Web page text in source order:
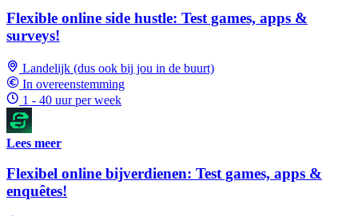
Flexible online side hustle: Test games, apps &
surveys!
Landelijk (dus ook bij jou in de buurt)
In overeenstemming
1 - 40 uur per week
Lees meer
Flexibel online bijverdienen: Test games, apps &
enquêtes!